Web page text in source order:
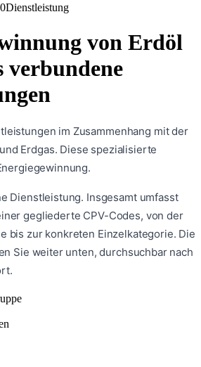
Dienstleistung
von Erdöl
verbundene
im Zusammenhang mit der
Erdgas. Diese spezialisierte
Dienstleistung. Insgesamt umfasst
gegliederte CPV-Codes, von der
bis zur konkreten Einzelkategorie. Die
Sie weiter unten, durchsuchbar nach